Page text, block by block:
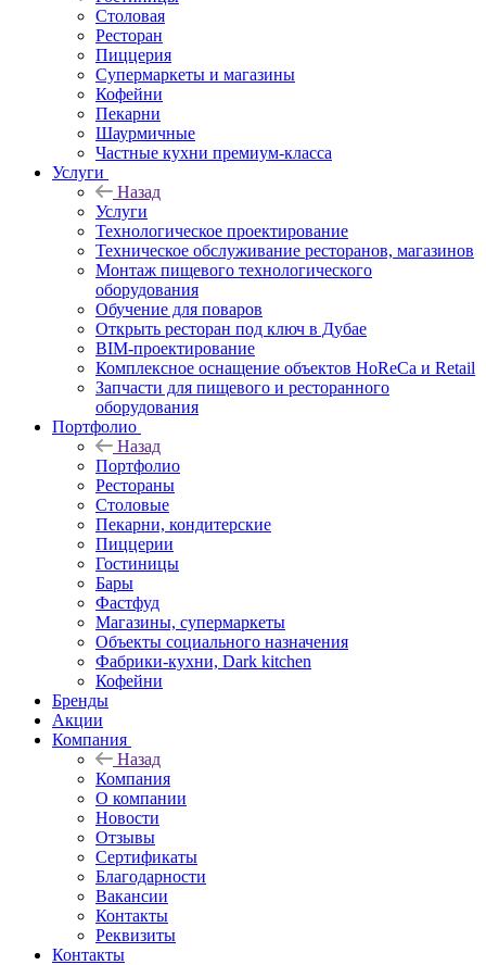
Столовая
Ресторан
Пиццерия
Супермаркеты и магазины
Кофейни
Пекарни
Шаурмичные
Частные кухни премиум-класса
Услуги
Назад
Услуги
Технологическое проектирование
Техническое обслуживание ресторанов, магазинов
Монтаж пищевого технологического
оборудования
Обучение для поваров
Открыть ресторан под ключ в Дубае
BIM-проектирование
Комплексное оснащение объектов HoReCa и Retail
Запчасти для пищевого и ресторанного
оборудования
Портфолио
Назад
Портфолио
Рестораны
Столовые
Пекарни, кондитерские
Пиццерии
Гостиницы
Бары
Фастфуд
Магазины, супермаркеты
Объекты социального назначения
Фабрики-кухни, Dark kitchen
Кофейни
Бренды
Акции
Компания
Назад
Компания
О компании
Новости
Отзывы
Сертификаты
Благодарности
Вакансии
Контакты
Реквизиты
Контакты